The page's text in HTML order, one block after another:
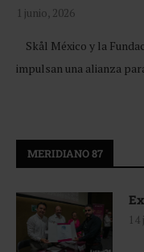
1 junio, 2026
Skål México y la
impulsan una alianza
MERIDIANO 87
14